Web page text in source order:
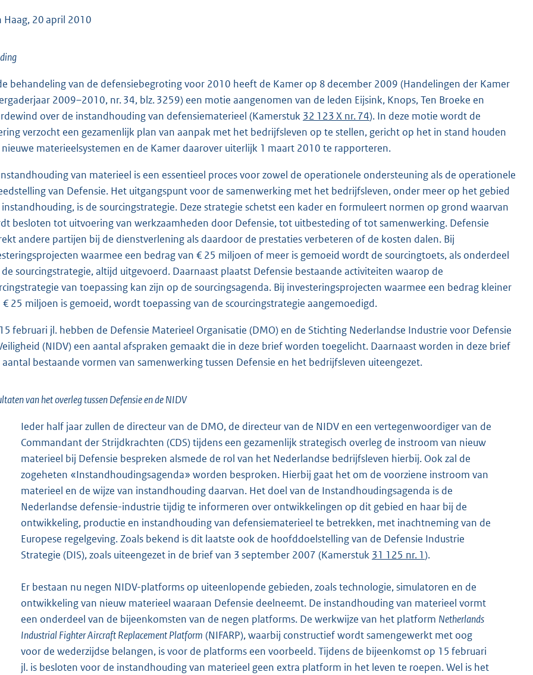
8
K
b
Haag, 20 april 2010
behandeling van de defensiebegroting voor 2010 heeft de Kamer op 8 december 2009 (Handelingen der Kamer
2009–2010, nr. 34, blz. 3259) een motie aangenomen van de leden Eijsink, Knops, Ten Broeke en
over de instandhouding van defensiematerieel (Kamerstuk 32 123 X nr. 74). In deze motie wordt de
verzocht een gezamenlijk plan van aanpak met het bedrijfsleven op te stellen, gericht op het in stand houden
materieelsystemen en de Kamer daarover uiterlijk 1 maart 2010 te rapporteren.
van materieel is een essentieel proces voor zowel de operationele ondersteuning als de operationele
van Defensie. Het uitgangspunt voor de samenwerking met het bedrijfsleven, onder meer op het gebied
is de sourcingstrategie. Deze strategie schetst een kader en formuleert normen op grond waarvan
besloten tot uitvoering van werkzaamheden door Defensie, tot uitbesteding of tot samenwerking. Defensie
andere partijen bij de dienstverlening als daardoor de prestaties verbeteren of de kosten dalen. Bij
waarmee een bedrag van € 25 miljoen of meer is gemoeid wordt de sourcingtoets, als onderdeel
sourcingstrategie, altijd uitgevoerd. Daarnaast plaatst Defensie bestaande activiteiten waarop de
van toepassing kan zijn op de sourcingsagenda. Bij investeringsprojecten waarmee een bedrag kleiner
€ 25 miljoen is gemoeid, wordt toepassing van de scourcingstrategie aangemoedigd.
februari jl. hebben de Defensie Materieel Organisatie (DMO) en de Stichting Nederlandse Industrie voor Defensie
(NIDV) een aantal afspraken gemaakt die in deze brief worden toegelicht. Daarnaast worden in deze brief
aantal bestaande vormen van samenwerking tussen Defensie en het bedrijfsleven uiteengezet.
van het overleg tussen Defensie en de NIDV
Ieder half jaar zullen de directeur van de DMO, de directeur van de NIDV en een vertegenwoordiger van de
Commandant der Strijdkrachten (CDS) tijdens een gezamenlijk strategisch overleg de instroom van nieuw
materieel bij Defensie bespreken alsmede de rol van het Nederlandse bedrijfsleven hierbij. Ook zal de
zogeheten «Instandhoudingsagenda» worden besproken. Hierbij gaat het om de voorziene instroom van
materieel en de wijze van instandhouding daarvan. Het doel van de Instandhoudingsagenda is de
Nederlandse defensie-industrie tijdig te informeren over ontwikkelingen op dit gebied en haar bij de
ontwikkeling, productie en instandhouding van defensiematerieel te betrekken, met inachtneming van de
Europese regelgeving. Zoals bekend is dit laatste ook de hoofddoelstelling van de Defensie Industrie
Strategie (DIS), zoals uiteengezet in de brief van 3 september 2007 (Kamerstuk 31 125 nr. 1).
Er bestaan nu negen NIDV-platforms op uiteenlopende gebieden, zoals technologie, simulatoren en de
ontwikkeling van nieuw materieel waaraan Defensie deelneemt. De instandhouding van materieel vormt
een onderdeel van de bijeenkomsten van de negen platforms. De werkwijze van het platform Netherlands
Industrial Fighter Aircraft Replacement Platform (NIFARP), waarbij constructief wordt samengewerkt met oog
voor de wederzijdse belangen, is voor de platforms een voorbeeld. Tijdens de bijeenkomst op 15 februari
jl. is besloten voor de instandhouding van materieel geen extra platform in het leven te roepen. Wel is het